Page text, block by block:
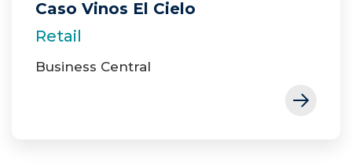
Caso Vinos El Cielo
Retail
Business Central